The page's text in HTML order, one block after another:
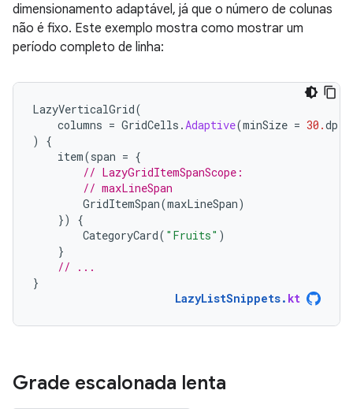
dimensionamento adaptável, já que o número de colunas
não é fixo. Este exemplo mostra como mostrar um
período completo de linha:
LazyVerticalGrid(
columns = GridCells .Adaptive(minSize = 30.dp
)
{
item(span = {
// LazyGridItemSpanScope:
// maxLineSpan
GridItemSpan(maxLineSpan)
})
{
CategoryCard( "Fruits" )
}
// ...
}
LazyListSnippets. kt
Grade escalonada lenta